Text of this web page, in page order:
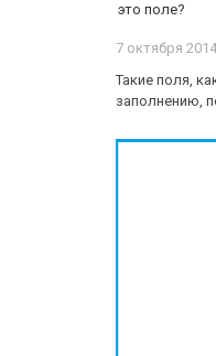
это поле?
7 октября 2014
Такие поля,
заполнению,